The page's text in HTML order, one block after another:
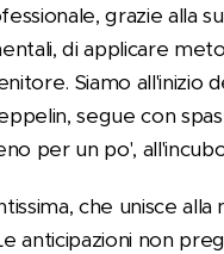
grazie alla
di applicare
Siamo all'inizio
segue con
per un po',
che unisce
anticipazioni non